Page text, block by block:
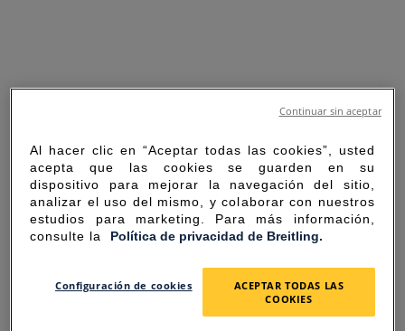
SORRY FOR THE
INCONVENIENCE
Al hacer clic en “Aceptar todas las cookies”, usted
acepta que las cookies se guarden en su
dispositivo para mejorar la navegación del sitio,
analizar el uso del mismo, y colaborar con nuestros
estudios para marketing. Para más información,
consulte la Política de privacidad de Breitling.
Configuración de cookies
ACEPTAR TODAS LAS
COOKIES
Continuar sin aceptar